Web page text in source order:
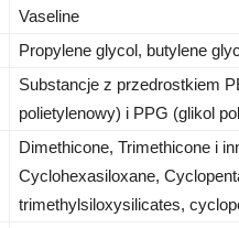
Vaseline
Propylene glycol, butylene
Substancje z przedrostkiem
polietylenowy) i PPG (glikol
Dimethicone, Trimethicone i
Cyclohexasiloxane,
trimethylsiloxysilicates,